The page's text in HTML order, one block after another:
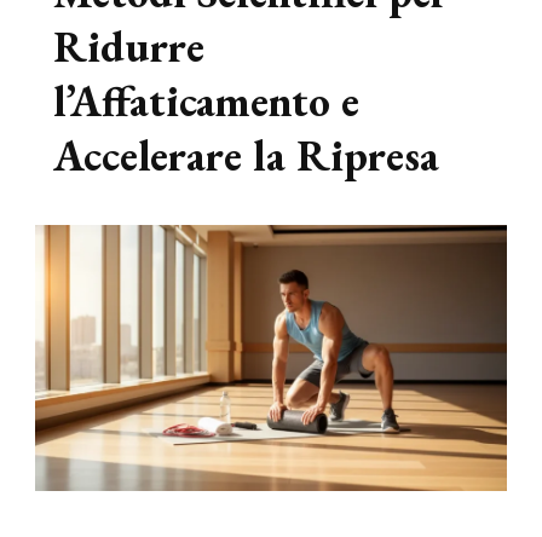
Ridurre
l’Affaticamento e
Accelerare la Ripresa